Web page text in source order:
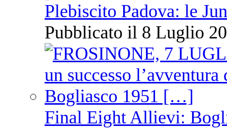
Plebiscito Padova: le
Pubblicato il 8 Luglio
Final Eight Allievi: